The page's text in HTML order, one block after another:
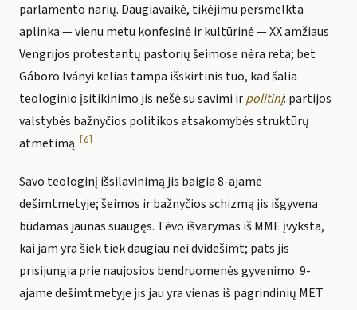
parlamento narių. Daugiavaikė, tikėjimu persmelkta
aplinka — vienu metu konfesinė ir kultūrinė — XX amžiaus
Vengrijos protestantų pastorių šeimose nėra reta; bet
Gáboro Iványi kelias tampa išskirtinis tuo, kad šalia
teologinio įsitikinimo jis nešė su savimi irpolitinį: partijos
valstybės bažnyčios politikos atsakomybės struktūrų
atmetimą. [6]
Savo teologinį išsilavinimą jis baigia 8-ajame
dešimtmetyje; šeimos ir bažnyčios schizmą jis išgyvena
būdamas jaunas suaugęs. Tėvo išvarymas iš MME įvyksta,
kai jam yra šiek tiek daugiau nei dvidešimt; pats jis
prisijungia prie naujosios bendruomenės gyvenimo. 9-
ajame dešimtmetyje jis jau yra vienas iš pagrindinių MET